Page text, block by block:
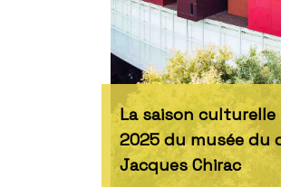
La saison
2025 du musée du
Jacques Chirac